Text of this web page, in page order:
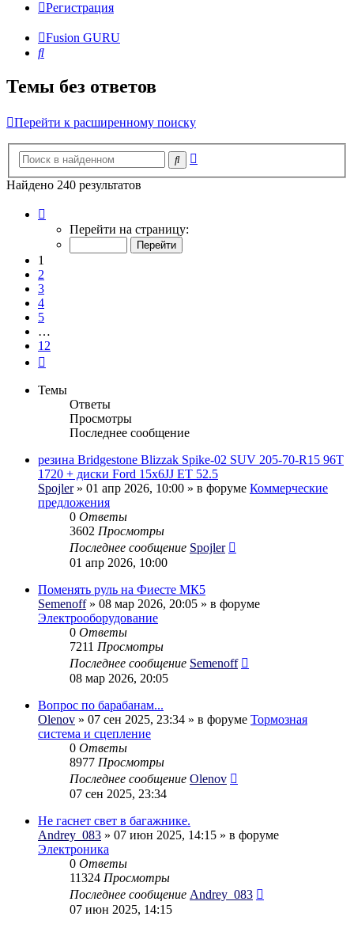
Регистрация
Fusion GURU
Поиск
Темы без ответов
Перейти к расширенному поиску
Поиск
Найдено 240 результатов
Перейти на страницу:
1
2
3
4
5
…
12
Темы
Ответы
Просмотры
Последнее сообщение
резина Bridgestone Blizzak Spike-02 SUV 205-70-R15 96T
1720 + диски Ford 15x6JJ ET 52.5
Spojler» 01 апр 2026, 10:00 » в форуме Коммерческие
предложения
0 Ответы
3602 Просмотры
Последнее сообщение Spojler
01 апр 2026, 10:00
Поменять руль на Фиесте МК5
Semenoff» 08 мар 2026, 20:05 » в форуме
Электрооборудование
0 Ответы
7211 Просмотры
Последнее сообщение Semenoff
08 мар 2026, 20:05
Вопрос по барабанам...
Olenov » 07 сен 2025, 23:34 » в форуме Тормозная
система и сцепление
0 Ответы
8977 Просмотры
Последнее сообщение Olenov
07 сен 2025, 23:34
Не гаснет свет в багажнике.
Andrey_083 » 07 июн 2025, 14:15 » в форуме
Электроника
0 Ответы
11324 Просмотры
Последнее сообщение Andrey_083
07 июн 2025, 14:15